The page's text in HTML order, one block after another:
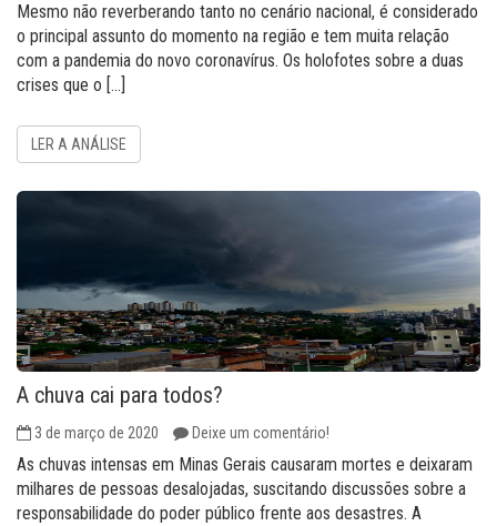
Mesmo não reverberando tanto no cenário nacional, é considerado
o principal assunto do momento na região e tem muita relação
com a pandemia do novo coronavírus. Os holofotes sobre a duas
crises que o […]
LER A ANÁLISE
A chuva cai para todos?
3 de março de 2020 Deixe um comentário!
As chuvas intensas em Minas Gerais causaram mortes e deixaram
milhares de pessoas desalojadas, suscitando discussões sobre a
responsabilidade do poder público frente aos desastres. A